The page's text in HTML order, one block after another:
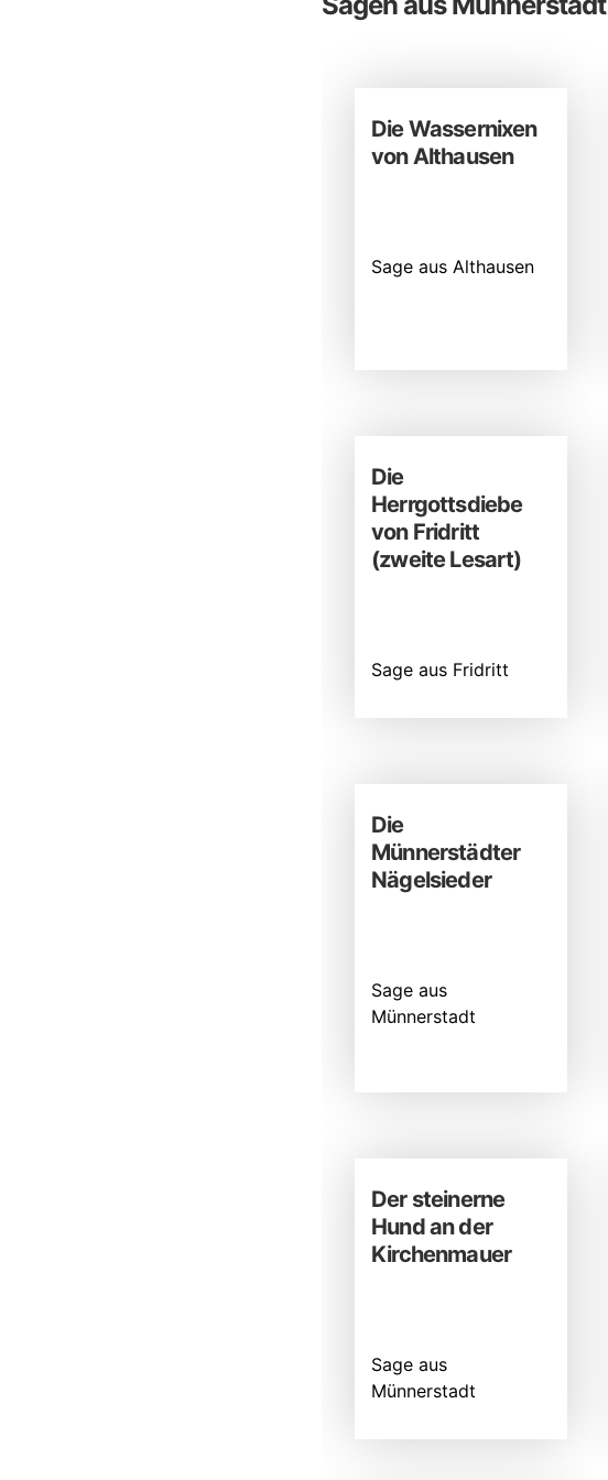
Die Wassernixen
von Althausen
Sage aus Althausen
Die
Herrgottsdiebe
von Fridritt
(zweite Lesart)
Sage aus Fridritt
Die
Münnerstädter
Nägelsieder
Sage aus
Münnerstadt
Der steinerne
Hund an der
Kirchenmauer
Sage aus
Münnerstadt